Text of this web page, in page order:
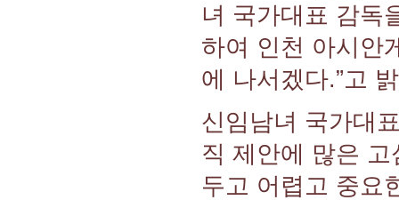
녀 국가대표 감독
하여 인천 아시안
에 나서겠다.”고
신임남녀 국가대
직 제안에 많은
두고 어렵고 중요